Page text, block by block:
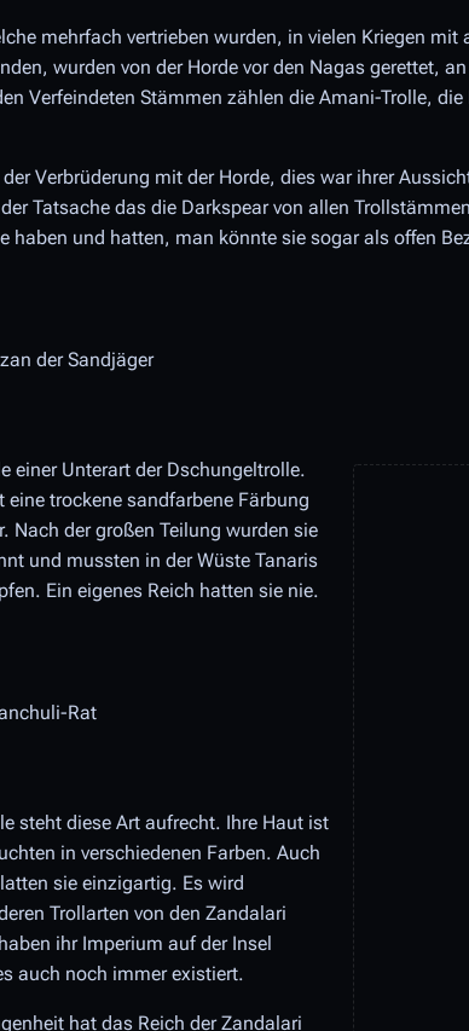
mehrfach vertrieben wurden, in vielen Kriegen mit
wurden von der Horde vor den Nagas gerettet,
Verfeindeten Stämmen zählen die Amani-Trolle,
Verbrüderung mit der Horde, dies war ihrer
Tatsache das die Darkspear von allen
haben und hatten, man könnte sie sogar als offen
der Sandjäger
einer Unterart der Dschungeltrolle.
trockene sandfarbene Färbung
Nach der großen Teilung wurden sie
und mussten in der Wüste Tanaris
Ein eigenes Reich hatten sie nie.
Rat
steht diese Art aufrecht. Ihre Haut ist
in verschiedenen Farben. Auch
sie einzigartig. Es wird
Trollarten von den Zandalari
ihr Imperium auf der Insel
auch noch immer existiert.
hat das Reich der Zandalari